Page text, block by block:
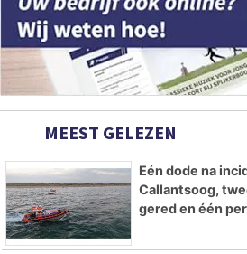
MEEST GELEZEN
Eén dode na
Callantsoog,
gered en één